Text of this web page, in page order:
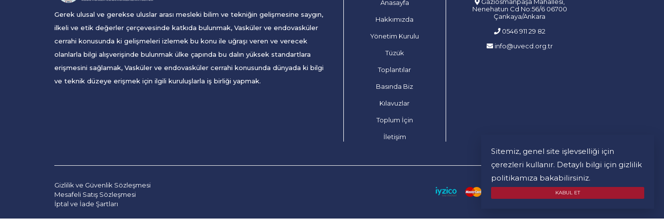
Sitemiz, genel site işlevselliği için
çerezleri kullanır. Detaylı bilgi için gizlilik
politikamıza bakabilirsiniz.
KABUL ET
Gerek ulusal ve gerekse uluslar arası mesleki bilim ve tekniğin gelişmesine saygın,
ilkeli ve etik değerler çerçevesinde katkıda bulunmak, Vasküler ve endovasküler
cerrahi konusunda ki gelişmeleri izlemek bu konu ile uğraşı veren ve verecek
olanlarla bilgi alışverişinde bulunmak ülke çapında bu dalın yüksek standartlara
erişmesini sağlamak, Vasküler ve endovasküler cerrahi konusunda dünyada ki bilgi
ve teknik düzeye erişmek için ilgili kuruluşlarla iş birliği yapmak.
Anasayfa
Hakkımızda
Yönetim Kurulu
Tüzük
Toplantılar
Basında Biz
Kılavuzlar
Toplum İçin
İletişim
Nenehatun Cd No:56/6 06700
Çankaya/Ankara
0546 911 29 82
info@uvecd.org.tr
Gizlilik ve Güvenlik Sözleşmesi
Mesafeli Satış Sözleşmesi
İptal ve İade Şartları